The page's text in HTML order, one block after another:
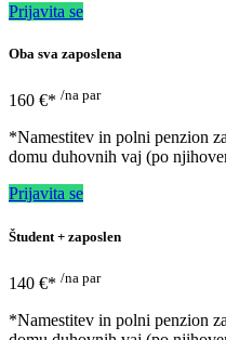
Prijavita se
Oba sva zaposlena
160 €* /na par
*Namestitev in polni penzion
domu duhovnih vaj (po
Prijavita se
Študent + zaposlen
140 €* /na par
*Namestitev in polni penzion